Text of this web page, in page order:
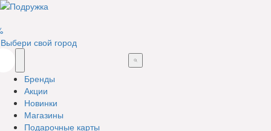
Выбери свой город
Бренды
Акции
Новинки
Магазины
Подарочные карты